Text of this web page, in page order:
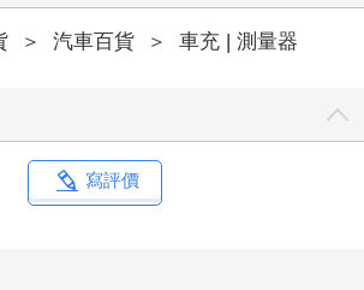
＞ 汽車百貨 ＞ 車充 | 測量器
寫評價